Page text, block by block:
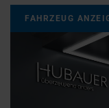
FAHRZEUG